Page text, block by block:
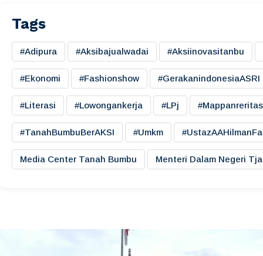
Tags
#adipura #aksibajualwadai #aksiinovasitanbu
#ekonomi #fashionshow #gerakanindonesiaASRI
#literasi #lowongankerja #LPj
#TanahBumbuBerAKSI #umkm
Media Center Tanah Bumbu Menteri Dalam Negeri